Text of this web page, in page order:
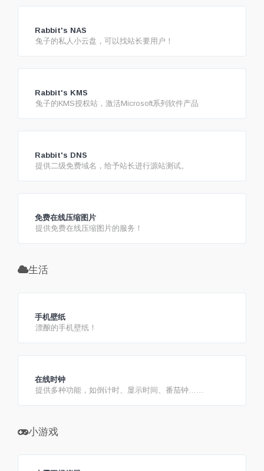
jpg、psd转png、gif转webp，指出输入psd、psb、hdr、
pcx、fits、ppm、pgm、pfm、mng、dds、otb，可批量添
加图片水印和文字水印、批量调整图片的宽度和高度、旋转
图片、翻转图片、修剪图片、批量图片重命名
Rabbit's NAS
兔子的私人小云盘，可以找站长要用户！
Rabbit's KMS
兔子的KMS授权站，激活Microsoft系列软件产品
Rabbit's DNS
提供二级免费域名，给予站长进行源站测试。
免费在线压缩图片
提供免费在线压缩图片的服务！
生活
手机壁纸
漂酿的手机壁纸！
在线时钟
提供多种功能，如倒计时、显示时间、番茄钟……
小游戏